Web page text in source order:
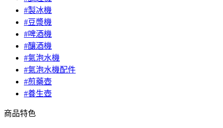
#製冰機
#豆漿機
#啤酒機
#釀酒機
#氣泡水機
#氣泡水機配件
#煎藥壺
#養生壺
商品特色